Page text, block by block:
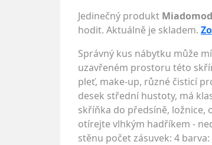
Jedinečný produkt
hodit. Aktuálně je skladem.
Správný kus nábytku může
uzavřeném prostoru této
pleť, make-up, různé čisticí
desek střední hustoty, má
skříňka do předsíně, ložnice,
otírejte vlhkým hadříkem -
stěnu počet zásuvek: 4